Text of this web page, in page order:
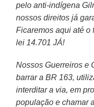
pelo anti-indígena
nossos direitos já
Ficaremos aqui até o
lei 14.701 JÁ!
Nossos Guerreiros e
barrar a BR 163,
interditar a via, em
população e chamar